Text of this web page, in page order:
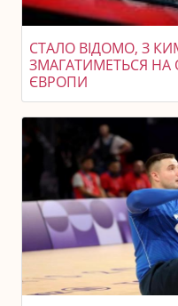
СТАЛО ВІДОМО, З
ЗМАГАТИМЕТЬСЯ НА
ЄВРОПИ